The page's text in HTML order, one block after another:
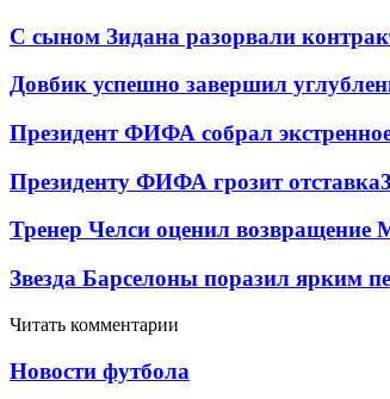
С сыном Зидана разорвали
Довбик успешно завершил
Президент ФИФА собрал
Президенту ФИФА грозит отставка
Тренер Челси оценил возвращение
Звезда Барселоны поразил ярким
Читать комментарии
Новости футбола